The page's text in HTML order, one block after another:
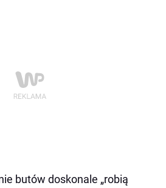
butów doskonale „robią